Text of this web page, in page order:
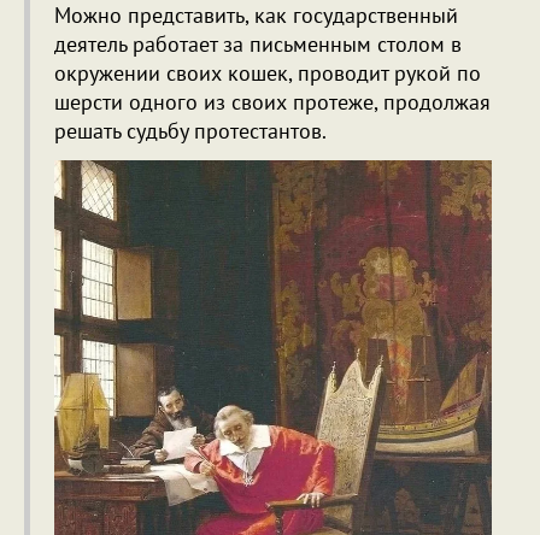
Можно представить, как государственный
деятель работает за письменным столом в
окружении своих кошек, проводит рукой по
шерсти одного из своих протеже, продолжая
решать судьбу протестантов.